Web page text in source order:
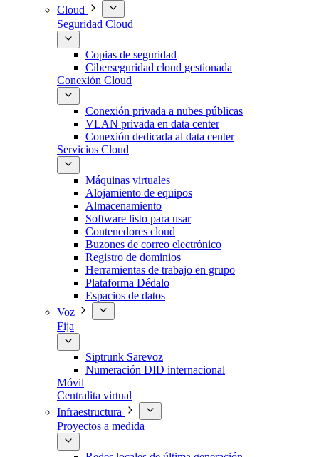
Cloud
Seguridad Cloud
Copias de seguridad
Ciberseguridad cloud gestionada
Conexión Cloud
Conexión privada a nubes públicas
VLAN privada en data center
Conexión dedicada al data center
Servicios Cloud
Máquinas virtuales
Alojamiento de equipos
Almacenamiento
Software listo para usar
Contenedores cloud
Buzones de correo electrónico
Registro de dominios
Herramientas de trabajo en grupo
Plataforma Dédalo
Espacios de datos
Voz
Fija
Siptrunk Sarevoz
Numeración DID internacional
Móvil
Centralita virtual
Infraestructura
Proyectos a medida